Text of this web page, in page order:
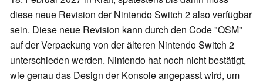
diese neue Revision der Nintendo Switch 2 also verfügbar
sein. Diese neue Revision kann durch den Code "OSM"
auf der Verpackung von der älteren Nintendo Switch 2
unterschieden werden. Nintendo hat noch nicht bestätigt,
wie genau das Design der Konsole angepasst wird, um